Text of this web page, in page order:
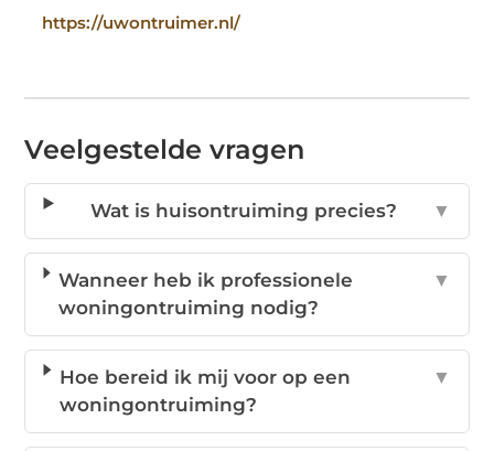
https://uwontruimer.nl/
Veelgestelde vragen
Wat is huisontruiming precies? ▼
Wanneer heb ik professionele
woningontruiming nodig?
▼
Hoe bereid ik mij voor op een
woningontruiming?
▼